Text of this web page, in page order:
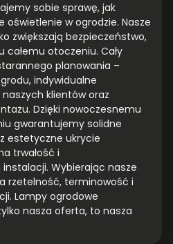
sobie sprawę, jak
w ogrodzie. Nasze
zwiększają bezpieczeństwo,
całemu otoczeniu. Cały
planowania –
indywidualne
klientów oraz
Dzięki nowoczesnemu
gwarantujemy solidne
estetyczne ukrycie
trwałość i
Wybierając nasze
rzetelność, terminowość i
Lampy ogrodowe
nasza oferta, to nasza